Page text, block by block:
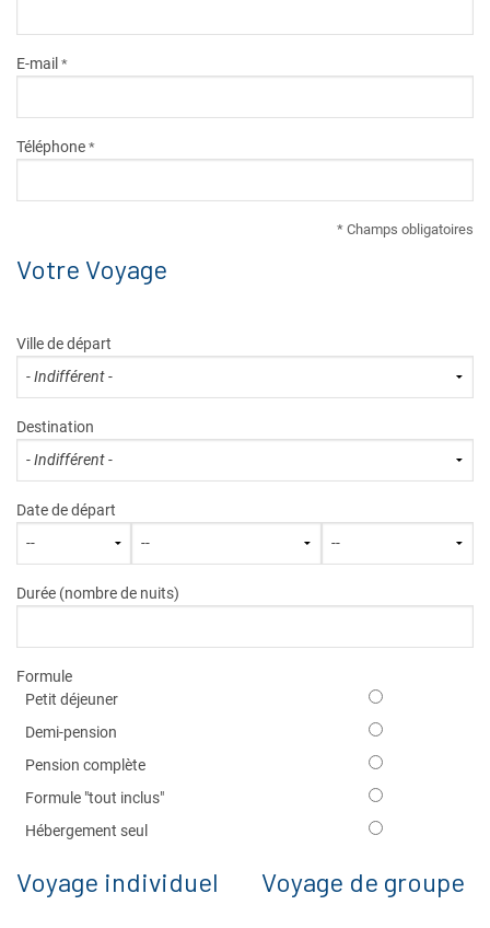
E-mail *
Téléphone *
* Champs obligatoires
Votre Voyage
Ville de départ
Destination
Date de départ
Durée (nombre de nuits)
Formule
Petit déjeuner
Demi-pension
Pension complète
Formule "tout inclus"
Hébergement seul
Voyage individuel Voyage de groupe